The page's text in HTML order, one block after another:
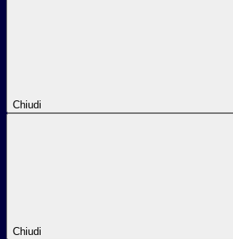
Chiudi
Chiudi